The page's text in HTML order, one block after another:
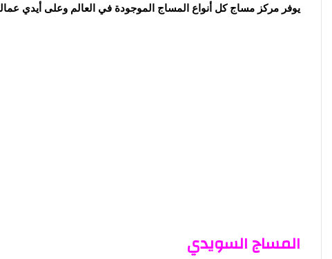
يوفر مركز مساج كل أنواع المساج الموجودة في العالم وعلى أيدي
المساج السويدي